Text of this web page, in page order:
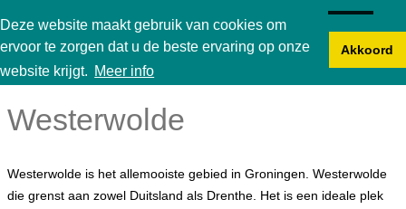
Deze website maakt gebruik van cookies om
ervoor te zorgen dat u de beste ervaring op onze
website krijgt. Meer info
Akkoord
Karperbungalow
Westerwolde
Westerwolde is het allemooiste gebied in Groningen. Westerwolde
die grenst aan zowel Duitsland als Drenthe. Het is een ideale plek